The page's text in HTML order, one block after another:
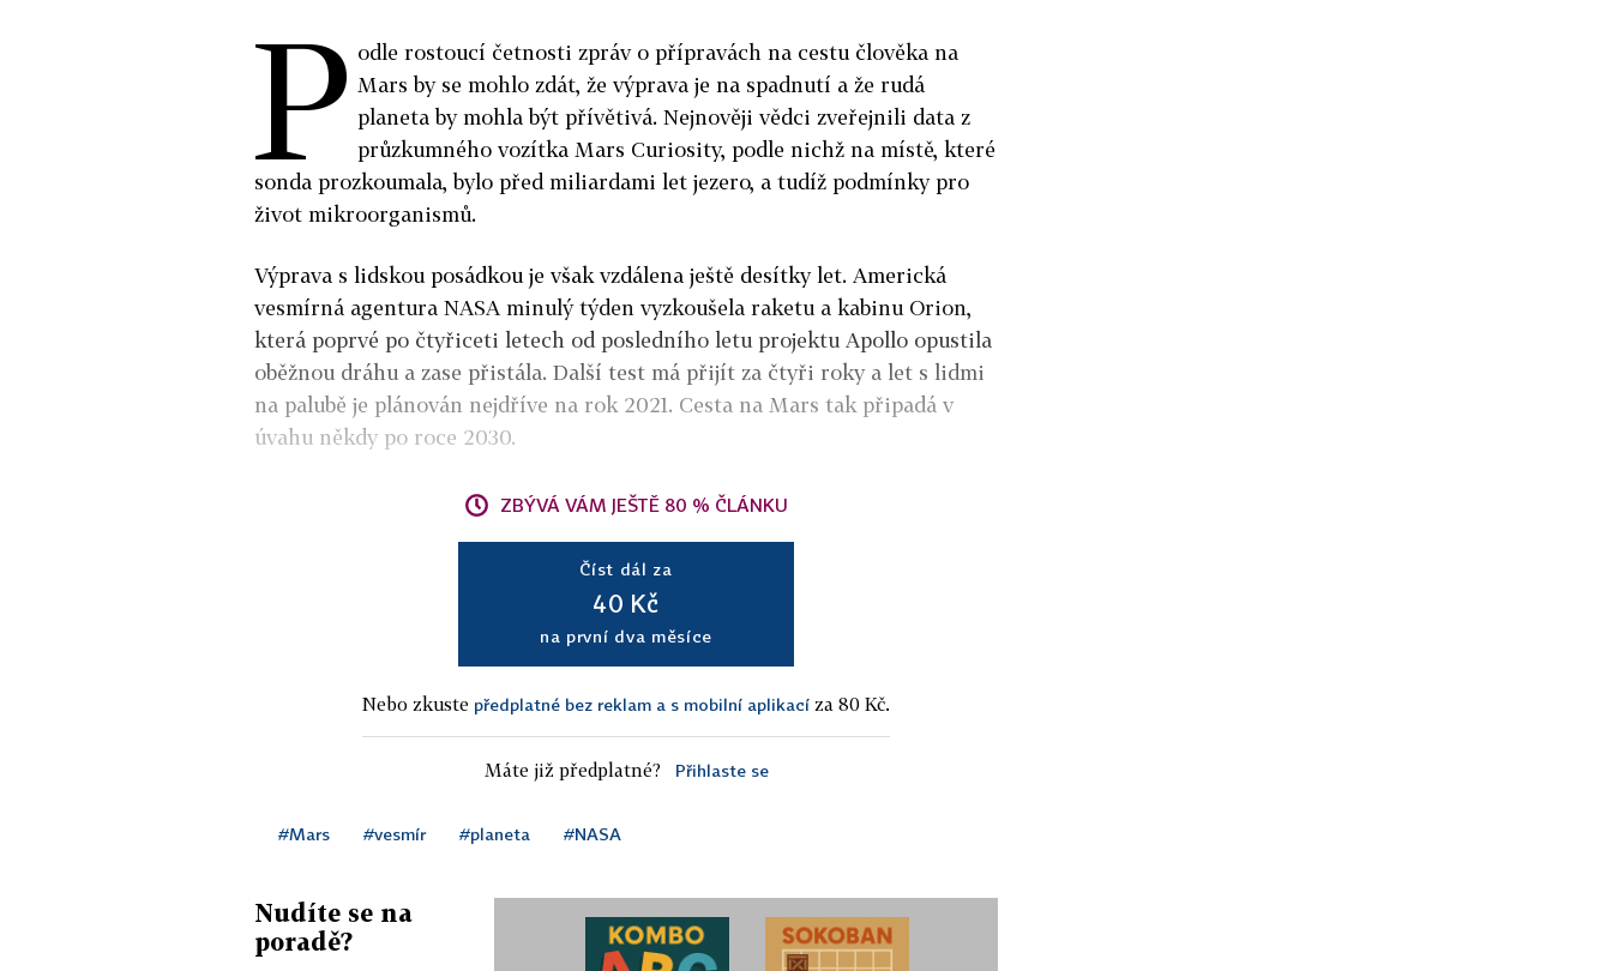
P odle rostoucí četnosti zpráv o přípravách na cestu člověka na
Mars by se mohlo zdát, že výprava je na spadnutí a že rudá
planeta by mohla být přívětivá. Nejnověji vědci zveřejnili data z
průzkumného vozítka Mars Curiosity, podle nichž na místě, které
sonda prozkoumala, bylo před miliardami let jezero, a tudíž podmínky pro
život mikroorganismů.
Výprava s lidskou posádkou je však vzdálena ještě desítky let. Americká
vesmírná agentura NASA minulý týden vyzkoušela raketu a kabinu Orion,
která poprvé po čtyřiceti letech od posledního letu projektu Apollo opustila
oběžnou dráhu a zase přistála. Další test má přijít za čtyři roky a let s lidmi
na palubě je plánován nejdříve na rok 2021. Cesta na Mars tak připadá v
úvahu někdy po roce 2030.
ZBÝVÁ VÁM JEŠTĚ 80 % ČLÁNKU
Číst dál za
40 Kč
na první dva měsíce
Nebo zkuste předplatné bez reklam a s mobilní aplikací za 80 Kč.
Máte již předplatné? Přihlaste se
#Mars #vesmír #planeta #NASA
Nudíte se na
poradě?